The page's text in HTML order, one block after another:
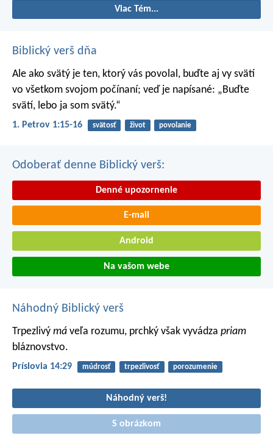
Viac Tém...
Biblický verš dňa
Ale ako svätý je ten, ktorý vás povolal, buďte aj vy svätí
vo všetkom svojom počínaní; veď je napísané: „Buďte
svätí, lebo ja som svätý.“
1. Petrov 1:15-16 svätosť život povolanie
Odoberať denne Biblický verš:
Denné upozornenie
E-mail
Android
Na vašom webe
Náhodný Biblický verš
Trpezlivý má veľa rozumu, prchký však vyvádza priam
bláznovstvo.
Príslovia 14:29 múdrosť trpezlivosť porozumenie
Náhodný verš!
S obrázkom